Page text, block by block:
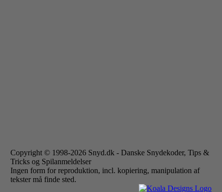
Copyright © 1998-2026 Snyd.dk - Danske Snydekoder, Tips &
Tricks og Spilanmeldelser
Ingen form for reproduktion, incl. kopiering, manipulation af
tekster må finde sted.